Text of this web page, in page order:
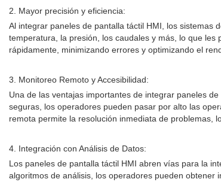
2. Mayor precisión y eficiencia:
Al integrar paneles de pantalla táctil HMI, los sistemas
temperatura, la presión, los caudales y más, lo que
rápidamente, minimizando errores y optimizando el
3. Monitoreo Remoto y Accesibilidad:
Una de las ventajas importantes de integrar paneles
seguras, los operadores pueden pasar por alto las
remota permite la resolución inmediata de problemas,
4. Integración con Análisis de Datos:
Los paneles de pantalla táctil HMI abren vías para la
algoritmos de análisis, los operadores pueden